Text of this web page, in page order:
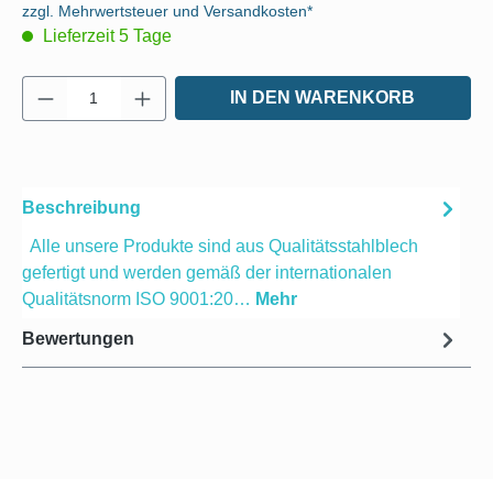
zzgl. Mehrwertsteuer und Versandkosten*
Lieferzeit 5 Tage
Produkt Anzahl: Gib den gewünschten
IN DEN WARENKORB
Beschreibung
Alle unsere Produkte sind aus Qualitätsstahlblech
gefertigt und werden gemäß der internationalen
Qualitätsnorm ISO 9001:20… Mehr
Bewertungen